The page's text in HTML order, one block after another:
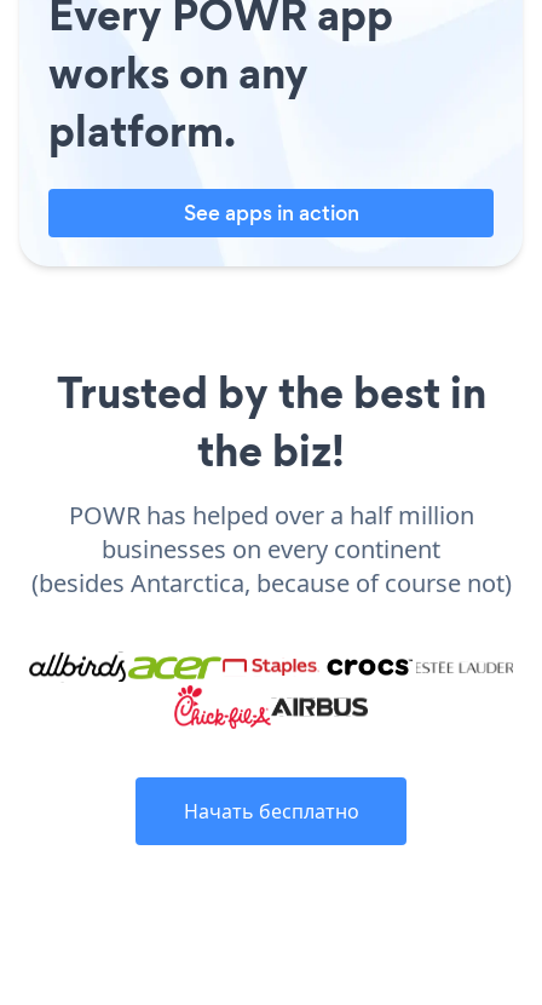
Every POWR app
works on any
platform.
See apps in action
Trusted by the best in
the biz!
POWR has helped over a half million
businesses on every continent
(besides Antarctica, because of course not)
Начать бесплатно